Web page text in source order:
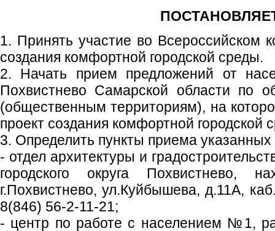
1. Принять участие во Всероссийском
создания комфортной городской среды.
2. Начать прием предложений от
Похвистнево Самарской области по
(общественным территориям), на
проект создания комфортной городской
3. Определить пункты приема
- отдел архитектуры и
городского округа Похвистнево,
г.Похвистнево, ул.Куйбышева, д.11А,
8(846) 56-2-11-21;
- центр по работе с населением №1,